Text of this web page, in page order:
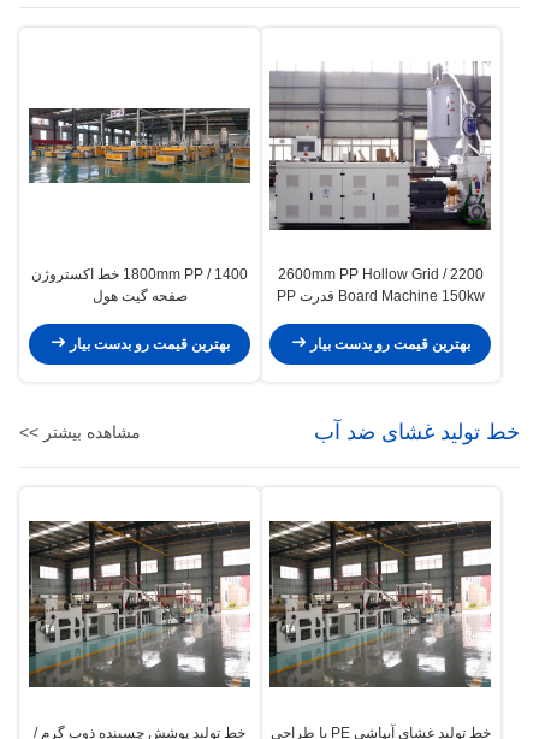
2200 / 2600mm PP Hollow Grid
Board Machine 150kw قدرت PP
بهترین قیمت رو بدست بیار
1400 / 1800mm PP خط اکستروژن
صفحه گیت هول
بهترین قیمت رو بدست بیار
خط تولید غشای ضد آب مشاهده بیشتر >>
خط توليد غشاي آبپاشي PE با طراحي خط تولید پوشش چسبنده ذوب گرم /